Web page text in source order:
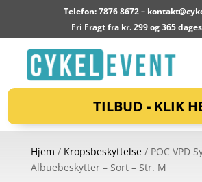
Telefon: 7876 8672 –
Fri Fragt fra kr. 299 og 365
TILBUD - KLIK
Hjem / Kropsbeskyttelse/ POC VPD
Albuebeskytter – Sort – Str. M